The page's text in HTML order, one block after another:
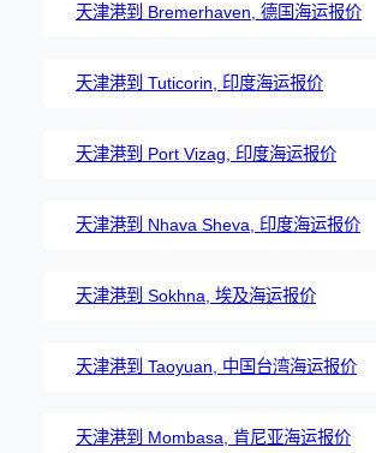
天津港到 Bremerhaven, 德国海运报价
天津港到 Tuticorin, 印度海运报价
天津港到 Port Vizag, 印度海运报价
天津港到 Nhava Sheva, 印度海运报价
天津港到 Sokhna, 埃及海运报价
天津港到 Taoyuan, 中国台湾海运报价
天津港到 Mombasa, 肯尼亚海运报价